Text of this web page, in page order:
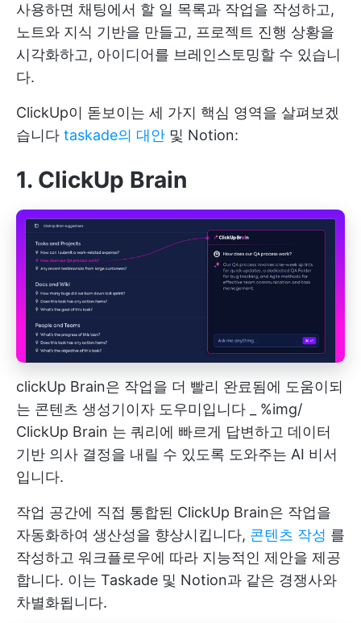
사용하면 채팅에서 할 일 목록과 작업을 작성하고,
노트와 지식 기반을 만들고, 프로젝트 진행 상황을
시각화하고, 아이디어를 브레인스토밍할 수 있습니
다.
ClickUp이 돋보이는 세 가지 핵심 영역을 살펴보겠
습니다 taskade의 대안 및 Notion:
1. ClickUp Brain
clickUp Brain은 작업을 더 빨리 완료됨에 도움이되
는 콘텐츠 생성기이자 도우미입니다 _ %img/
ClickUp Brain 는 쿼리에 빠르게 답변하고 데이터
기반 의사 결정을 내릴 수 있도록 도와주는 AI 비서
입니다.
작업 공간에 직접 통합된 ClickUp Brain은 작업을
자동화하여 생산성을 향상시킵니다, 콘텐츠 작성 를
작성하고 워크플로우에 따라 지능적인 제안을 제공
합니다. 이는 Taskade 및 Notion과 같은 경쟁사와
차별화됩니다.